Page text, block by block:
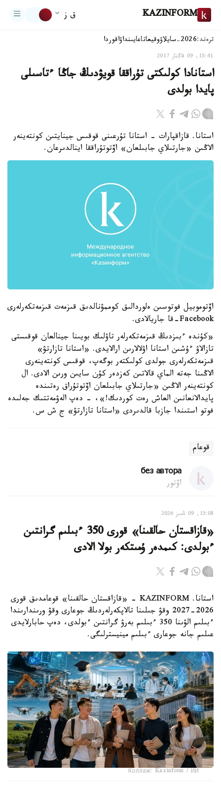
KAZINFORM ق ز
ترەند:2026-سايلاۋ وقيعاتاعايىنداۋاقوردا
15:41, 09 قاڭتار 2017
استانادا كولىكتى تۇراققا قويۋدىڭ جاڭا ءتاسىلى
پايدا بولدى
استانا. قازاقپارات - استانا تۇرعىنى قوقىس جينايتىن كونتەينەر
الاڭىن «جارتىلاي جابىلعان» اۆتوتۇراققا اينالدىرعان.
اۆتوموبيل فوتوسىن ەلوردالىق كوممۋنالدىق قىزمەت قىزمەتكەرلەرى
Facebook-قا جاريالادى.
«كۇندە ءبىزدىڭ قىزمەتكەرلەر تاۋلىك بويىنا جينالعان قوقىستى
تازالاۋ ءۇشىن استانا اۋلالارىن ارالايدى. «استانا تازارتۋ»
قىزمەتكەرلەرى جولدى كولىكتەر بوگەپ، قوقىس كونتەينەرى
الاڭىنا جەتە الماي قالاتىن كەزدەر كۇن سايىن ورىن الادى. ال
كونتەينەر الاڭىن «جارتىلاي جابىلعان اۆتوتۇراق رەتىندە
پايدالانعانىن العاش رەت كوردىك!»، - دەپ الەۋمەتتىك جەلىدە
فوتو استىندا جازبا قالدىردى «استانا تازارتۋ» ج ش س.
قوعام
без автора
اۆتور
15:08, 09 تامىز 2026
«قازاقستان حالقىنا» قورى 350 ءبىلىم گرانتىن
ءبولدى: كىمدەر ۇمىتكەر بولا الادى
استانا. KAZINFORM - «قازاقستان حالقىنا» قوعامدىق قورى
2026-2027 وقۋ جىلىنا تالاپكەرلەردىڭ جوعارى وقۋ ورىندارىندا
ءبىلىم الۋىنا 350 ءبىلىم بەرۋ گرانتىن ءبولدى، دەپ حابارلايدى
عىلىم جانە جوعارى ءبىلىم مينيسترلىگى.
Коллаж: Kazinform / ИИ